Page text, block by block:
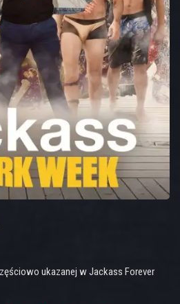
ukazanej w Jackass Forever